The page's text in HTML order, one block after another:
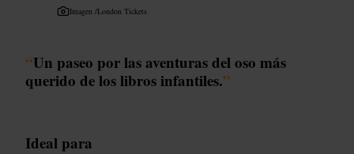
Imagen /London Tickets
“Un paseo por las aventuras del oso más
querido de los libros infantiles.”
Ideal para